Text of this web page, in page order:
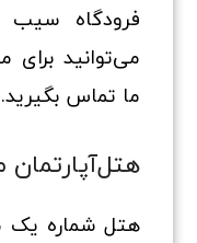
فرودگاه سیب
می‌توانید برای
ما تماس بگیرید.
هتل شماره یک